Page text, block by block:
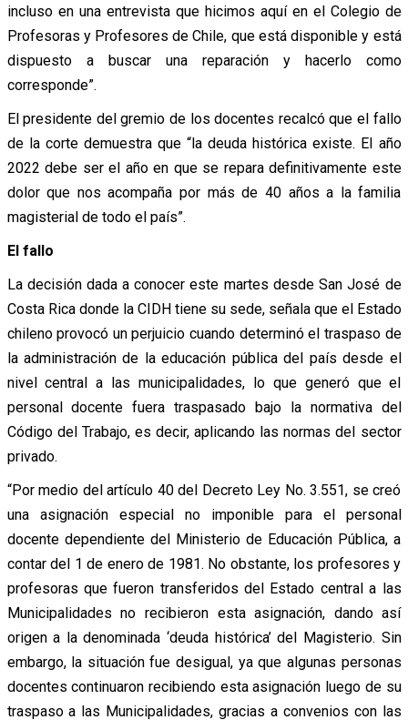
incluso en una entrevista que hicimos aquí en el Colegio de
Profesoras y Profesores de Chile, que está disponible y está
dispuesto a buscar una reparación y hacerlo como
corresponde”.
El presidente del gremio de los docentes recalcó que el fallo
de la corte demuestra que “la deuda histórica existe. El año
2022 debe ser el año en que se repara definitivamente este
dolor que nos acompaña por más de 40 años a la familia
magisterial de todo el país”.
El fallo
La decisión dada a conocer este martes desde San José de
Costa Rica donde la CIDH tiene su sede, señala que el Estado
chileno provocó un perjuicio cuando determinó el traspaso de
la administración de la educación pública del país desde el
nivel central a las municipalidades, lo que generó que el
personal docente fuera traspasado bajo la normativa del
Código del Trabajo, es decir, aplicando las normas del sector
privado.
“Por medio del artículo 40 del Decreto Ley No. 3.551, se creó
una asignación especial no imponible para el personal
docente dependiente del Ministerio de Educación Pública, a
contar del 1 de enero de 1981. No obstante, los profesores y
profesoras que fueron transferidos del Estado central a las
Municipalidades no recibieron esta asignación, dando así
origen a la denominada ‘deuda histórica’ del Magisterio. Sin
embargo, la situación fue desigual, ya que algunas personas
docentes continuaron recibiendo esta asignación luego de su
traspaso a las Municipalidades, gracias a convenios con las